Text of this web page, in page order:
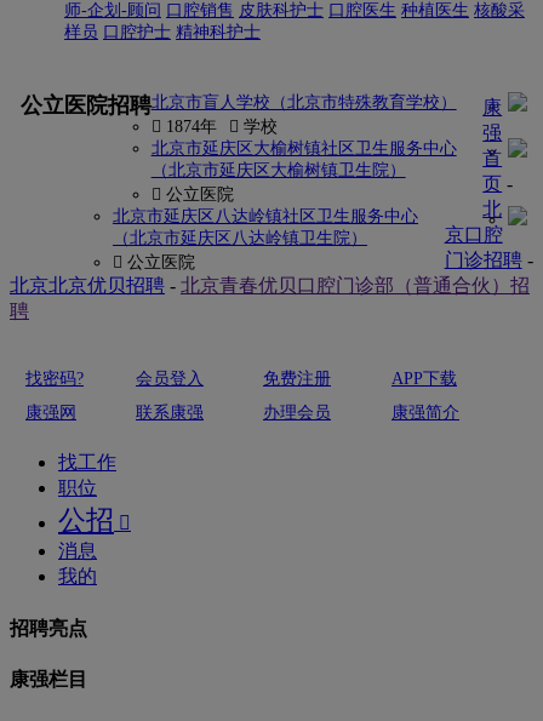
师-企划-顾问 口腔销售 皮肤科护士 口腔医生 种植医生 核酸采
样员 口腔护士 精神科护士
公立医院招聘北京市盲人学校（北京市特殊教育学校）
 1874年
 学校
北京市延庆区大榆树镇社区卫生服务中心
（北京市延庆区大榆树镇卫生院）
 公立医院
北京市延庆区八达岭镇社区卫生服务中心
（北京市延庆区八达岭镇卫生院）
 公立医院
康
强
首
页 -
北
京口腔
门诊招聘-
北京北京优贝招聘 - 北京青春优贝口腔门诊部（普通合伙）招
聘
找密码? 会员登入 免费注册
APP下载
康强网
联系康强 办理会员 康强简介
找工作
职位
公招 
消息
我的
招聘亮点
康强栏目